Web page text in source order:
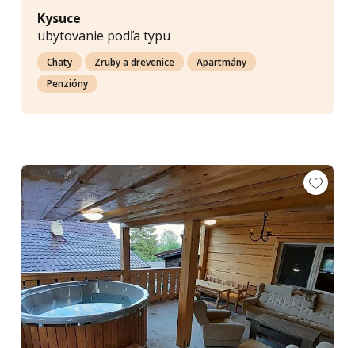
Kysuce
ubytovanie podľa typu
Chaty Zruby a drevenice
Apartmány
Penzióny